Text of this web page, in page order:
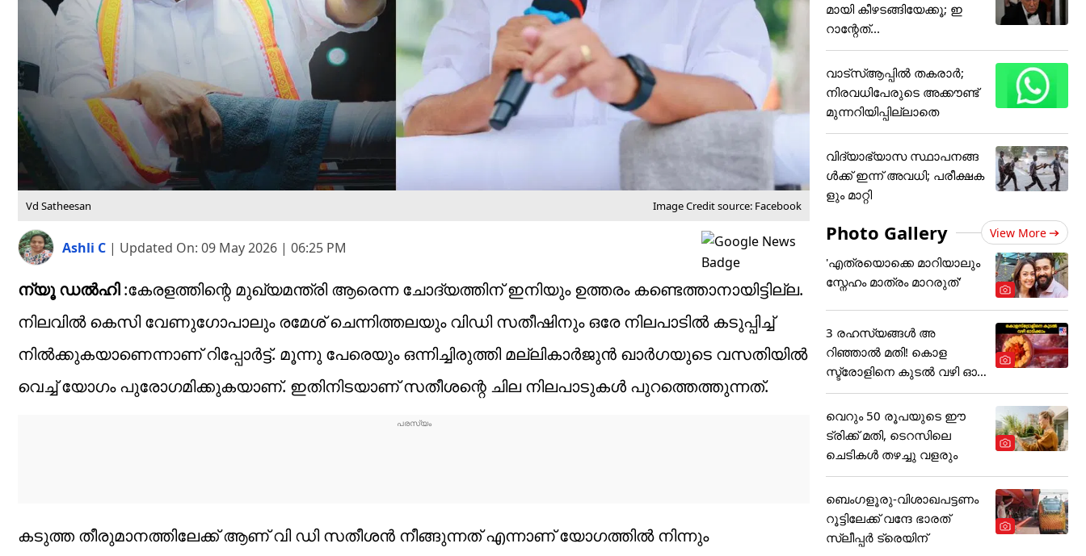
Vd Satheesan Image Credit source: Facebook
Ashli C | Updated On: 09 May 2026 | 06:25 PM
ന്യൂ ഡൽഹി:കേരളത്തിന്റെ മുഖ്യമന്ത്രി ആരെന്ന ചോദ്യത്തിന് ഇനിയും ഉത്തരം കണ്ടെത്താനായിട്ടില്ല.
നിലവിൽ കെസി വേണുഗോപാലും രമേശ് ചെന്നിത്തലയും വിഡി സതീഷിനും ഒരേ നിലപാടിൽ കടുപ്പിച്ച്
നിൽക്കുകയാണെന്നാണ് റിപ്പോർട്ട്. മൂന്നു പേരെയും ഒന്നിച്ചിരുത്തി മല്ലികാർജുൻ ഖാർഗയുടെ വസതിയിൽ
വെച്ച് യോഗം പുരോഗമിക്കുകയാണ്. ഇതിനിടയാണ് സതീശന്റെ ചില നിലപാടുകൾ പുറത്തെത്തുന്നത്.
കടുത്ത തീരുമാനത്തിലേക്ക് ആണ് വി ഡി സതീശൻ നീങ്ങുന്നത് എന്നാണ് യോഗത്തിൽ നിന്നും
മായി കീഴടങ്ങിയേക്കൂ; ഇ
റാന്റേത്...
വാട്‌സ്ആപ്പിൽ തകരാർ;
നിരവധിപേരുടെ അക്കൗണ്ട്
മുന്നറിയിപ്പില്ലാതെ
വിദ്യാഭ്യാസ സ്ഥാപനങ്ങ
ൾക്ക് ഇന്ന് അവധി; പരീക്ഷക
ളും മാറ്റി
Photo Gallery View More
'എത്രയൊക്കെ മാറിയാലും
സ്നേഹം മാത്രം മാറരുത്'
3 രഹസ്യങ്ങൾ അ
റിഞ്ഞാൽ മതി! കൊള
സ്ട്രോളിനെ കുടൽ വഴി ഓ
ടിക്കാം
വെറും 50 രൂപയുടെ ഈ
ട്രിക്ക് മതി, ടെറസിലെ
ചെടികൾ തഴച്ചു വളരും
ബെംഗളൂരു-വിശാഖപട്ടണം
റൂട്ടിലേക്ക് വന്ദേ ഭാരത്
സ്ലീപ്പര്‍ ട്രെയിന്